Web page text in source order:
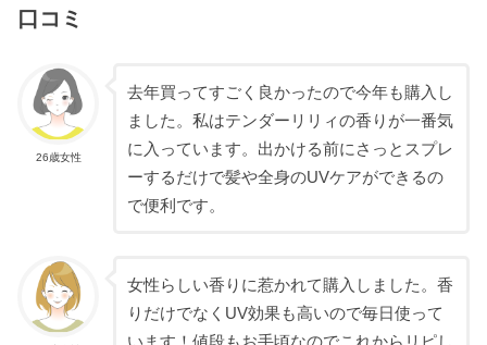
口コミ
26歳女性
去年買ってすごく良かったので今年も購入し
ました。私はテンダーリリィの香りが一番気
に入っています。出かける前にさっとスプレ
ーするだけで髪や全身のUVケアができるの
で便利です。
女性らしい香りに惹かれて購入しました。香
りだけでなくUV効果も高いので毎日使って
います！値段もお手頃なのでこれからリピし